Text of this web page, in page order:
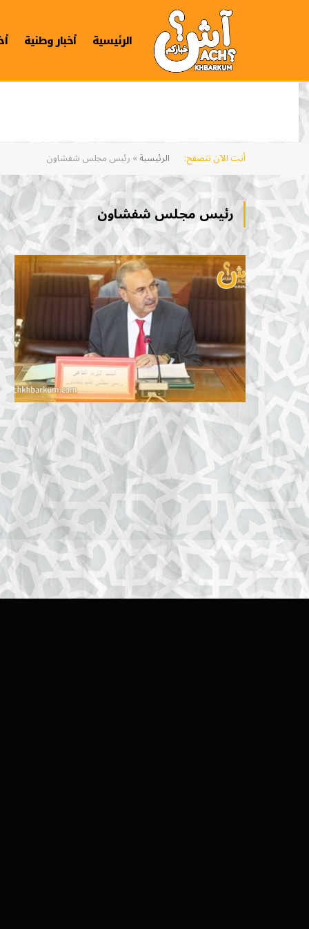
الرئيسية أخبار وطنية
أنت الآن تتصفح: الرئيسية»رئيس مجلس شفشاون
رئيس مجلس شفشاون